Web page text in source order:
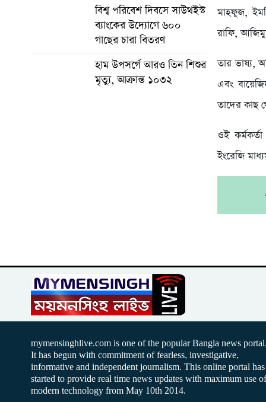
বিশ্ব পরিবেশ দিবসে সাউথইস্ট
ব্যাংকের উদ্যোগে ৬০০
গাছের চারা বিতরণ
হাম উপসর্গে আরও তিন শিশুর
মৃত্যু, আক্রান্ত ১০৩২
মাহফুজ,
রাফি,
তার ভাষ্য,
এবং
তাদের কাছ
ওই
ইংরেজি
mymensinghlive.com is one of the popular Bangla news portal.
It has begun with commitment of fearless, investigative,
informative and independent journalism. This online portal has
started to provide real time news updates with maximum use of
modern technology from May 10th 2014.